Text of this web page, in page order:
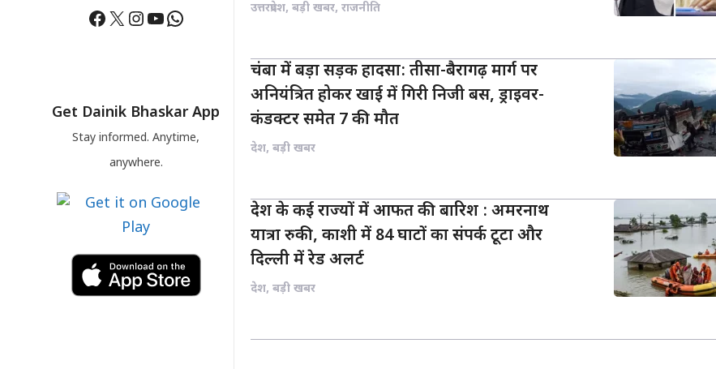
उत्तरप्रदेश, बड़ी खबर, राजनीति
चंबा में बड़ा सड़क हादसा: तीसा-बैरागढ़ मार्ग पर
अनियंत्रित होकर खाई में गिरी निजी बस, ड्राइवर-
कंडक्टर समेत 7 की मौत
देश, बड़ी खबर
देश के कई राज्यों में आफत की बारिश : अमरनाथ
यात्रा रुकी, काशी में 84 घाटों का संपर्क टूटा और
दिल्ली में रेड अलर्ट
देश, बड़ी खबर
Facebook
X Instagram
YouTube
WhatsApp
Get Dainik Bhaskar App
Stay informed. Anytime,
anywhere.